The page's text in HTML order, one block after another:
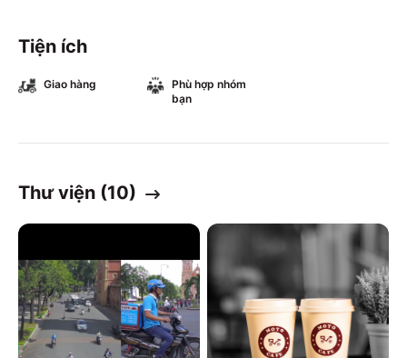
Tiện ích
Giao hàng
Phù hợp nhóm
bạn
Thư viện (10)